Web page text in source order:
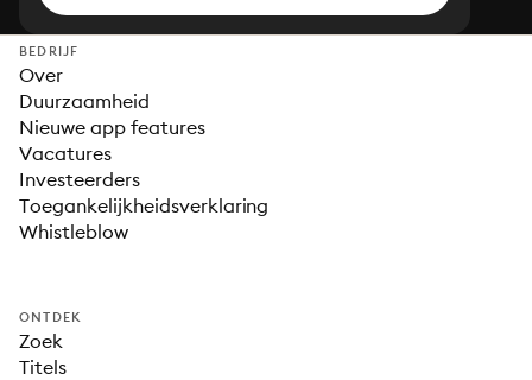
BEDRIJF
Over
Duurzaamheid
Nieuwe app features
Vacatures
Investeerders
Toegankelijkheidsverklaring
Whistleblow
ONTDEK
Zoek
Titels